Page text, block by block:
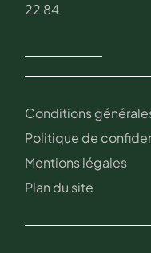
22 84
Conditions
Politique de
Mentions légales
Plan du site